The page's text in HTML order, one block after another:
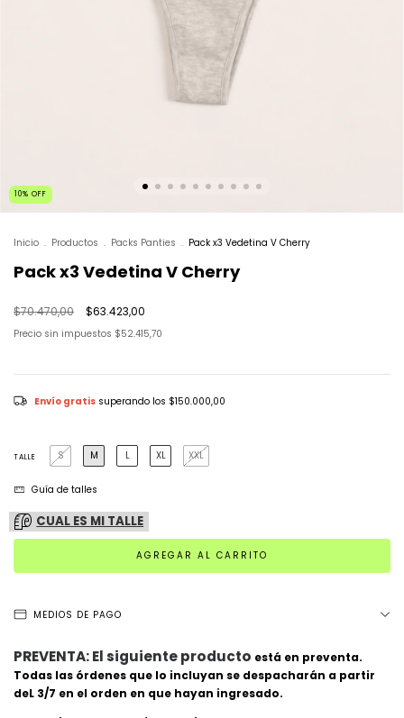
10% OFF
Inicio . Productos . Packs Panties . Pack x3 Vedetina V Cherry
Pack x3 Vedetina V Cherry
$70.470,00 $63.423,00
Precio sin impuestos $52.415,70
Envío gratis superando los $150.000,00
TALLE S M L XL XXL
Guía de talles
CUAL ES MI TALLE
MEDIOS DE PAGO
PREVENTA: El siguiente producto está en preventa.
Todas las órdenes que lo incluyan se despacharán a partir
deL 3/7 en el orden en que hayan ingresado.